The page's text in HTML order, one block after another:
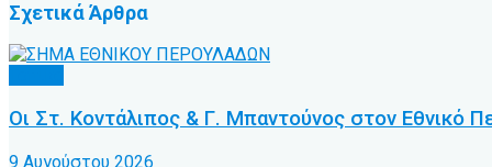
ΣχετικάΆρθρα
Οι Στ. Κοντάλιπος & Γ. Μπαντούνος στον Εθνικό
9 Αυγούστου 2026